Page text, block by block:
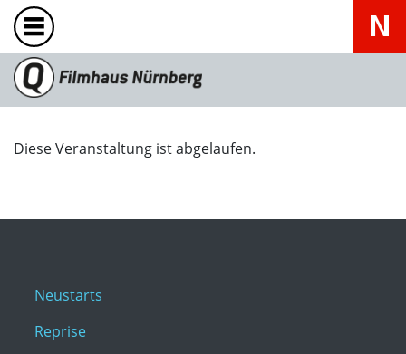
Diese Veranstaltung ist abgelaufen.
Neustarts
Reprise